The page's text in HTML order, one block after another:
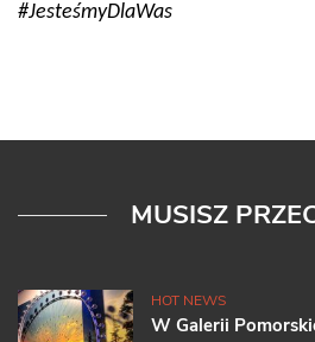
#JesteśmyDlaWas
MUSISZ
HOT NEWS
W Galerii